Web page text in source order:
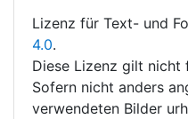
Lizenz für Text- und
4.0.
Diese Lizenz gilt nicht
Sofern nicht anders
verwendeten Bilder